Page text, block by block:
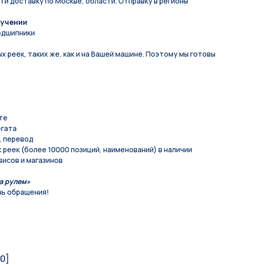
реек, таких же, как и на Вашей машине. Поэтому мы готовы
перевод
(более 10000 позиций, наименований) в наличии
и магазинов
рулем»
обращения!